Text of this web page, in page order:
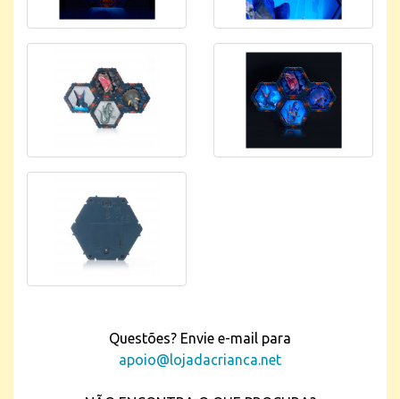
Questões? Envie e-mail para
apoio@lojadacrianca.net